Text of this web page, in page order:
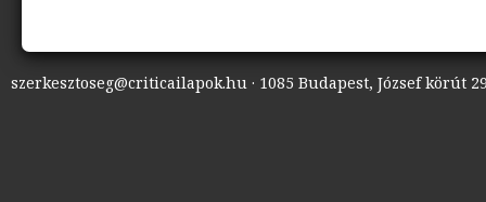
szerkesztoseg@criticailapok.hu · 1085 Budapest, József körút